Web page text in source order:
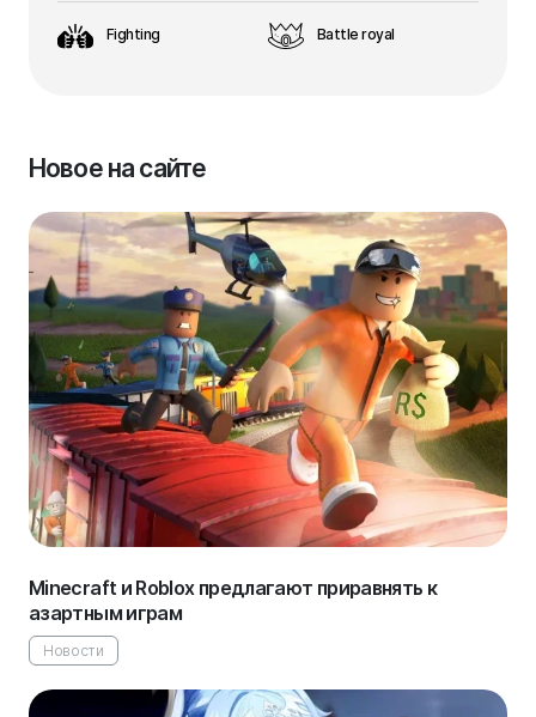
Fighting Battle royal
Новое на сайте
Minecraft и Roblox предлагают приравнять к
азартным играм
Новости